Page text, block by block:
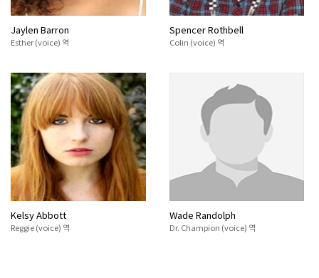
Jaylen Barron
Esther (voice) 역
Spencer Rothbell
Colin (voice) 역
Kelsy Abbott
Reggie (voice) 역
Wade Randolph
Dr. Champion (voice) 역